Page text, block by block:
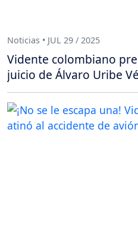
Noticias • JUL 29 / 2025
Vidente colombiano
juicio de Álvaro Uribe